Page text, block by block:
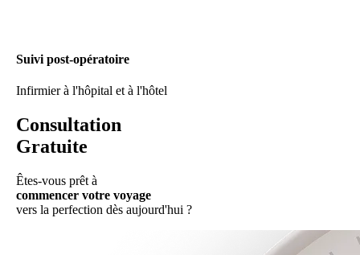
Suivi post-opératoire
Infirmier à l'hôpital et à l'hôtel
Consultation
Gratuite
Êtes-vous prêt à
commencer votre voyage
vers la perfection dès aujourd'hui ?